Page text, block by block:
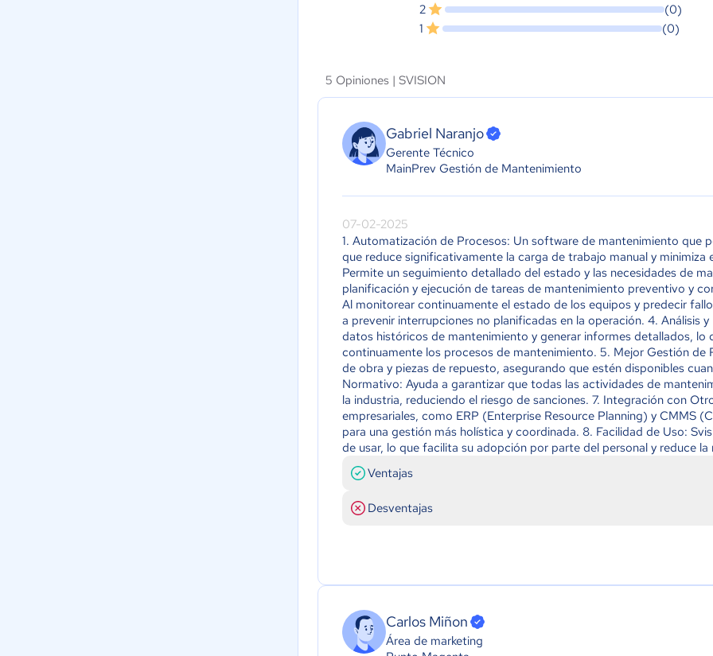
2
(0)
1
(0)
5 Opiniones | SVISION
Gabriel Naranjo
Gerente Técnico
MainPrev Gestión de Mantenimiento
07-02-2025
1. Automatización de Procesos: Un software de mantenimiento que
que reduce significativamente la carga de trabajo manual y
Permite un seguimiento detallado del estado y las necesidades de
planificación y ejecución de tareas de mantenimiento preventivo y
Al monitorear continuamente el estado de los equipos y predecir
a prevenir interrupciones no planificadas en la operación. 4. Análisis
datos históricos de mantenimiento y generar informes detallados,
continuamente los procesos de mantenimiento. 5. Mejor Gestión de
de obra y piezas de repuesto, asegurando que estén disponibles
Normativo: Ayuda a garantizar que todas las actividades de
la industria, reduciendo el riesgo de sanciones. 7. Integración con
empresariales, como ERP (Enterprise Resource Planning) y CMMS
para una gestión más holística y coordinada. 8. Facilidad de Uso:
de usar, lo que facilita su adopción por parte del personal y reduce
Ventajas
Desventajas
Carlos Miñon
Área de marketing